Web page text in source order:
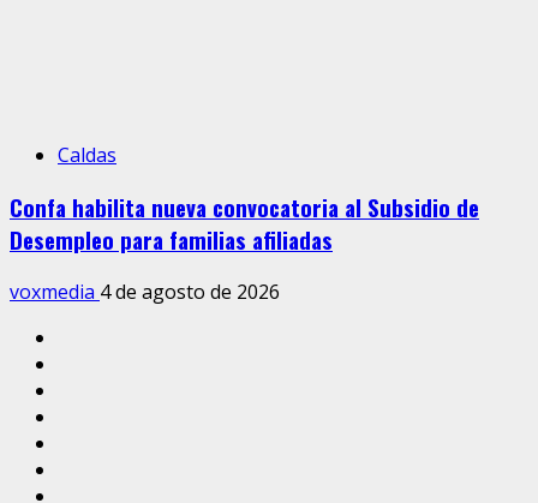
Caldas
Confa habilita nueva convocatoria al Subsidio de
Desempleo para familias afiliadas
voxmedia 4 de agosto de 2026